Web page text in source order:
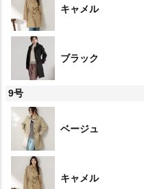
キャメル
ブラック
9号
ベージュ
キャメル